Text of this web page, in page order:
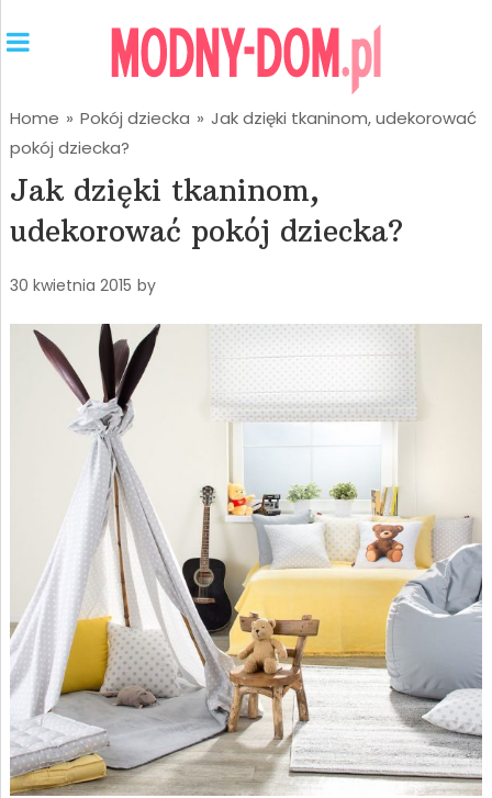
Home » Pokój dziecka » Jak dzięki tkaninom, udekorować
pokój dziecka?
Jak dzięki tkaninom,
udekorować pokój dziecka?
30 kwietnia 2015 by